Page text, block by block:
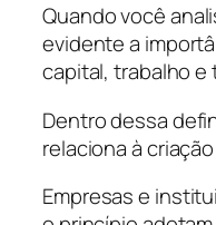
Quando você
evidente a
capital, trabalho e
Dentro dessa
relaciona à
Empresas e